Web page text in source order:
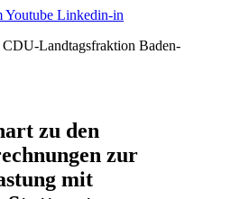
Youtube Linkedin-in
zu den
zur
mit